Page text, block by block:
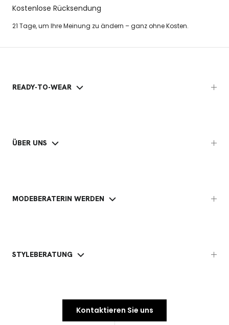
Kostenlose Rücksendung
21 Tage, um Ihre Meinung zu ändern – ganz ohne Kosten.
READY-TO-WEAR
ÜBER UNS
MODEBERATERIN WERDEN
STYLEBERATUNG
Kontaktieren Sie uns